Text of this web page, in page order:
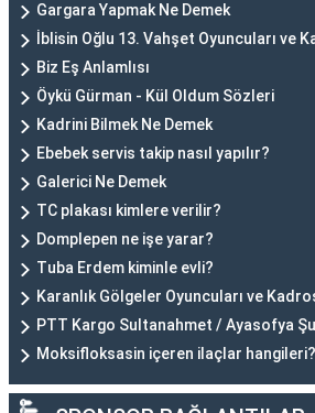
Gargara Yapmak Ne Demek
İblisin Oğlu 13. Vahşet Oyuncuları ve
Biz Eş Anlamlısı
Öykü Gürman - Kül Oldum Sözleri
Kadrini Bilmek Ne Demek
Ebebek servis takip nasıl yapılır?
Galerici Ne Demek
TC plakası kimlere verilir?
Domplepen ne işe yarar?
Tuba Erdem kiminle evli?
Karanlık Gölgeler Oyuncuları ve
PTT Kargo Sultanahmet / Ayasofya
Moksifloksasin içeren ilaçlar hangileri?